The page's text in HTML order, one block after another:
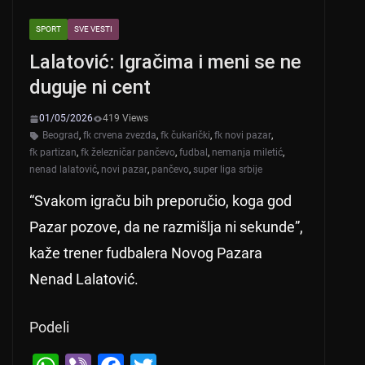
SPORT SVE VESTI
Lalatović: Igračima i meni se ne
duguje ni cent
01/05/2026
419 Views
Beograd, fk crvena zvezda, fk čukarički, fk novi pazar,
fk partizan, fk železničar pančevo, fudbal , nemanja miletić,
nenad lalatović, novi pazar, pančevo, super liga srbije
“Svakom igraču bih preporučio, koga god
Pazar pozove, da ne razmišlja ni sekunde”,
kaže trener fudbalera Novog Pazara
Nenad Lalatović.
Podeli